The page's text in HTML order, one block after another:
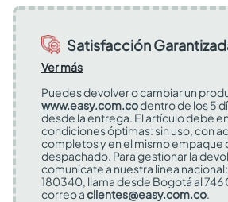
Satisfacción
Ver más
Puedes devolver o cambiar un
www.easy.com.codentro de los 5
desde la entrega. El artículo debe
condiciones óptimas: sin uso, con
completos y en el mismo empaque
despachado. Para gestionar la
comunícate a nuestra línea
180340, llama desde Bogotá al 746
correo aclientes@easy.com.co.